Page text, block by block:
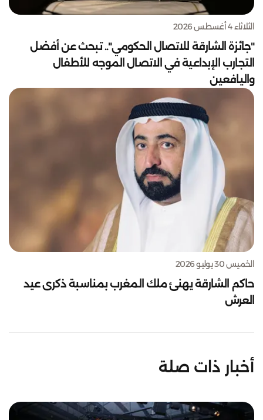
الثلاثاء 4 أغسطس 2026
"جائزة الشارقة للاتصال الحكومي".. تبحث عن أفضل
التجارب الإبداعية في الاتصال الموجه للأطفال
واليافعين
الخميس 30 يوليو 2026
حاكم الشارقة يهنئ ملك المغرب بمناسبة ذكرى عيد
العرش
أخبار ذات صلة